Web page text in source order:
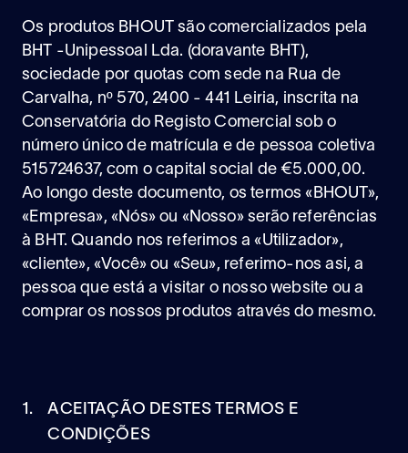
Os produtos BHOUT são comercializados pela
BHT -Unipessoal Lda. (doravante BHT),
sociedade por quotas com sede na Rua de
Carvalha, nº 570, 2400 - 441 Leiria, inscrita na
Conservatória do Registo Comercial sob o
número único de matrícula e de pessoa coletiva
515724637, com o capital social de €5.000,00.
Ao longo deste documento, os termos «BHOUT»,
«Empresa», «Nós» ou «Nosso» serão referências
à BHT. Quando nos referimos a «Utilizador»,
«cliente», «Você» ou «Seu», referimo-nos asi, a
pessoa que está a visitar o nosso website ou a
comprar os nossos produtos através do mesmo.
1.
ACEITAÇÃO DESTES TERMOS E
CONDIÇÕES